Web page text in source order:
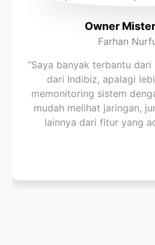
Owner
Farhan
“Saya banyak terbantu
dari Indibiz, apalagi
memonitoring sistem
mudah melihat jaringan,
lainnya dari fitur yang